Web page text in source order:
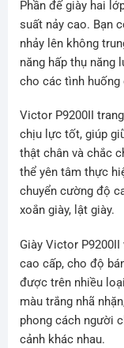
Phần đế giày hai
suất nảy cao. Bạn
nhảy lên không
năng hấp thụ năng
cho các tình huống
Victor P9200II
chịu lực tốt, giúp
thật chân và chắc
thể yên tâm thực
chuyển cường độ
xoắn giày, lật giày.
Giày Victor
cao cấp, cho độ
được trên nhiều
màu trắng nhã
phong cách người
cảnh khác nhau.